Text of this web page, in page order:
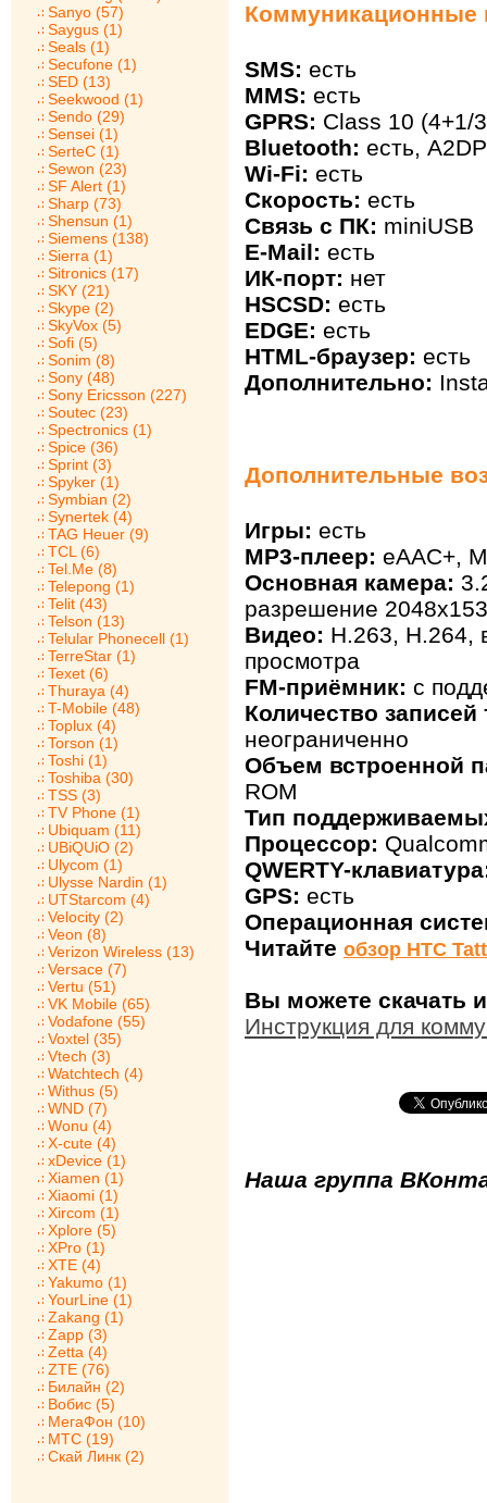
Sanyo (57)
Saygus (1)
Seals (1)
Secufone (1)
SED (13)
Seekwood (1)
Sendo (29)
Sensei (1)
SerteC (1)
Sewon (23)
SF Alert (1)
Sharp (73)
Shensun (1)
Siemens (138)
Sierra (1)
Sitronics (17)
SKY (21)
Skype (2)
SkyVox (5)
Sofi (5)
Sonim (8)
Sony (48)
Sony Ericsson (227)
Soutec (23)
Spectronics (1)
Spice (36)
Sprint (3)
Spyker (1)
Symbian (2)
Synertek (4)
TAG Heuer (9)
TCL (6)
Tel.Me (8)
Telepong (1)
Telit (43)
Telson (13)
Telular Phonecell (1)
TerreStar (1)
Texet (6)
Thuraya (4)
T-Mobile (48)
Toplux (4)
Torson (1)
Toshi (1)
Toshiba (30)
TSS (3)
TV Phone (1)
Ubiquam (11)
UBiQUiO (2)
Ulycom (1)
Ulysse Nardin (1)
UTStarcom (4)
Velocity (2)
Veon (8)
Verizon Wireless (13)
Versace (7)
Vertu (51)
VK Mobile (65)
Vodafone (55)
Voxtel (35)
Vtech (3)
Watchtech (4)
Withus (5)
WND (7)
Wonu (4)
X-cute (4)
xDevice (1)
Xiamen (1)
Xiaomi (1)
Xircom (1)
Xplore (5)
XPro (1)
XTE (4)
Yakumo (1)
YourLine (1)
Zakang (1)
Zapp (3)
Zetta (4)
ZTE (76)
Билайн (2)
Вобис (5)
МегаФон (10)
МТС (19)
Скай Линк (2)
Коммуникационные
SMS: есть
MMS: есть
GPRS: Class 10 (4+1/
Bluetooth: есть, A2DP
Wi-Fi: есть
Скорость: есть
Связь с ПК: miniUSB
E-Mail: есть
ИК-порт: нет
HSCSD: есть
EDGE: есть
HTML-браузер: есть
Дополнительно:
Дополнительные
Игры: есть
MP3-плеер: eAAC+,
Основная камера:
разрешение
Видео: H.263, H.264,
просмотра
FM-приёмник: с
Количество
неограниченно
Объем встроенной
ROM
Тип
Процессор:
QWERTY-
GPS: есть
Операционная
Читайте обзор HTC
Вы можете скачать
Инструкция для
Наша группа